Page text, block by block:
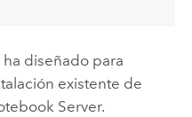
diseñado para
existente de
Server.